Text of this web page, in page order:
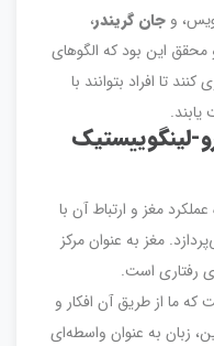
و جان گریندر،
این بود که الگوهای
تا افراد بتوانند با
یابند.
لینگوییستیک
مغز و ارتباط آن با
مغز به عنوان مرکز
رفتاری است.
که ما از طریق آن افکار و
زبان به عنوان واسطه‌ای